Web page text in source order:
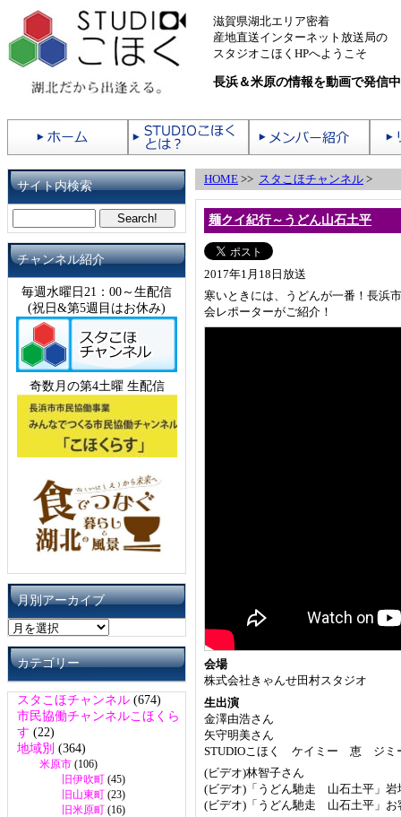
滋賀県湖北エリア密着
産地直送インターネット放送局の
スタジオこほくHPへようこそ
長浜＆米原の情報を動画で発信中
サイト内検索
チャンネル紹介
毎週水曜日21：00～生配信
(祝日&第5週目はお休み)
奇数月の第4土曜 生配信
月別アーカイブ
月
別
ア
カ
イ
ブ
カテゴリー
スタこほチャンネル (674)
市民協働チャンネルこほくら
す (22)
地域別 (364)
米原市 (106)
旧伊吹町 (45)
旧山東町 (23)
旧米原町 (16)
HOME >> スタこほチャンネル >
麺クイ紀行～うどん山石土平
2017年1月18日放送
寒いときには、うどんが一番！長浜
会レポーターがご紹介！
会場
株式会社きゃんせ田村スタジオ
生出演
金澤由浩さん
矢守明美さん
STUDIOこほく ケイミー 恵 ジミ
(ビデオ)林智子さん
(ビデオ)「うどん馳走 山石土平」岩
(ビデオ)「うどん馳走 山石土平」お